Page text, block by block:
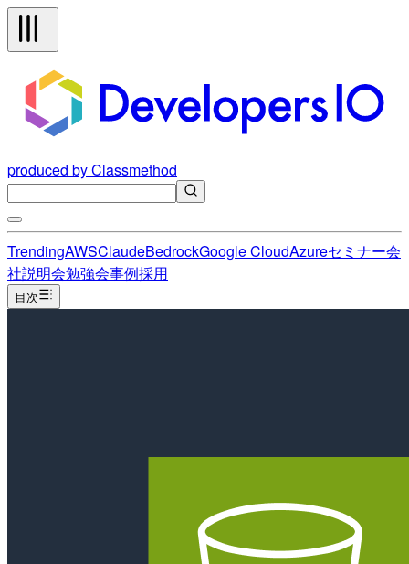
produced by Classmethod
TrendingAWSClaudeBedrockGoogle CloudAzureセミナー会
社説明会勉強会事例採用
目次